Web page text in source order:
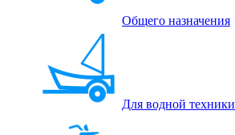
Общего назначения
Для водной техники